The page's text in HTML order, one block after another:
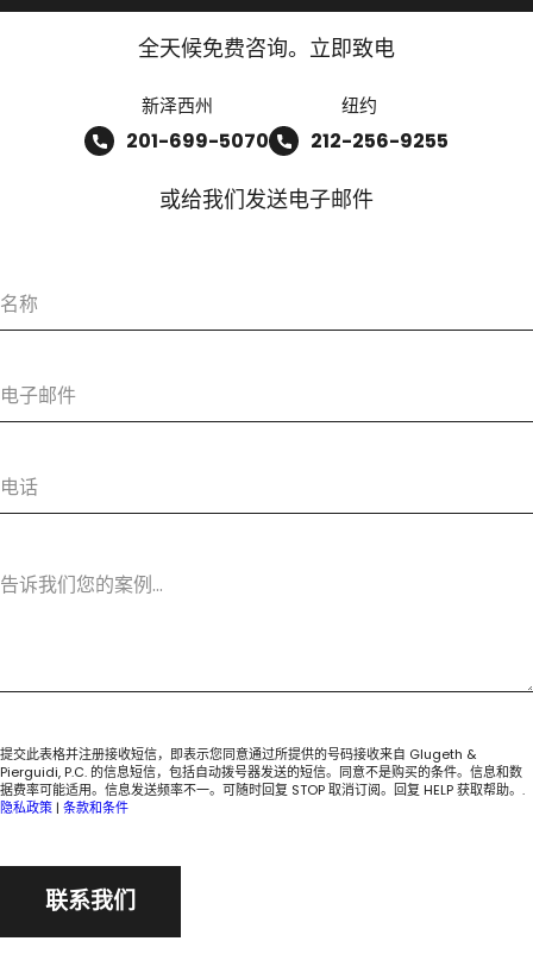
全天候免费咨询。立即致电
新泽西州
201-699-5070
纽约
212-256-9255
或给我们发送电子邮件
提交此表格并注册接收短信，即表示您同意通过所提供的号码接收来自 Glugeth &
Pierguidi, P.C. 的信息短信，包括自动拨号器发送的短信。同意不是购买的条件。信息和数
据费率可能适用。信息发送频率不一。可随时回复 STOP 取消订阅。回复 HELP 获取帮助。.
隐私政策 | 条款和条件
联系我们